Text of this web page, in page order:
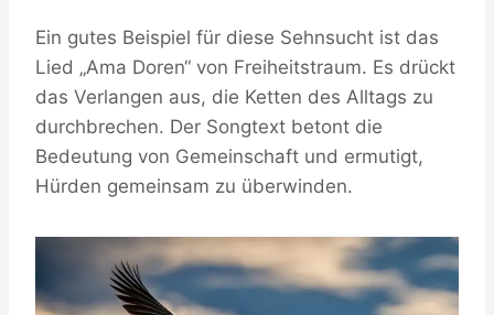
Ein gutes Beispiel für diese Sehnsucht ist das
Lied „Ama Doren“ von Freiheitstraum. Es drückt
das Verlangen aus, die Ketten des Alltags zu
durchbrechen. Der Songtext betont die
Bedeutung von Gemeinschaft und ermutigt,
Hürden gemeinsam zu überwinden.